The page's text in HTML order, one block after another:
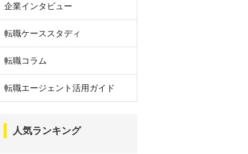
企業インタビュー
転職ケーススタディ
転職コラム
転職エージェント活用ガイド
人気ランキング